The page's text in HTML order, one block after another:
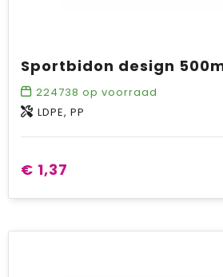
Sportbidon design
224738 op voorraad
LDPE, PP
€ 1,37